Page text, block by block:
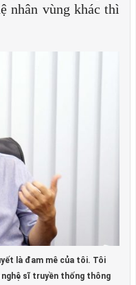
nhân vùng khác thì
là đam mê của tôi. Tôi
sĩ truyền thống thông